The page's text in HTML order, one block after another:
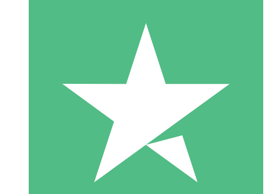
Individuelle Credit-Pakete
Zahlen Sie nach Bedarf mit Download-Credits. Keine
monatliche Verpflichtung erforderlich.
10 00